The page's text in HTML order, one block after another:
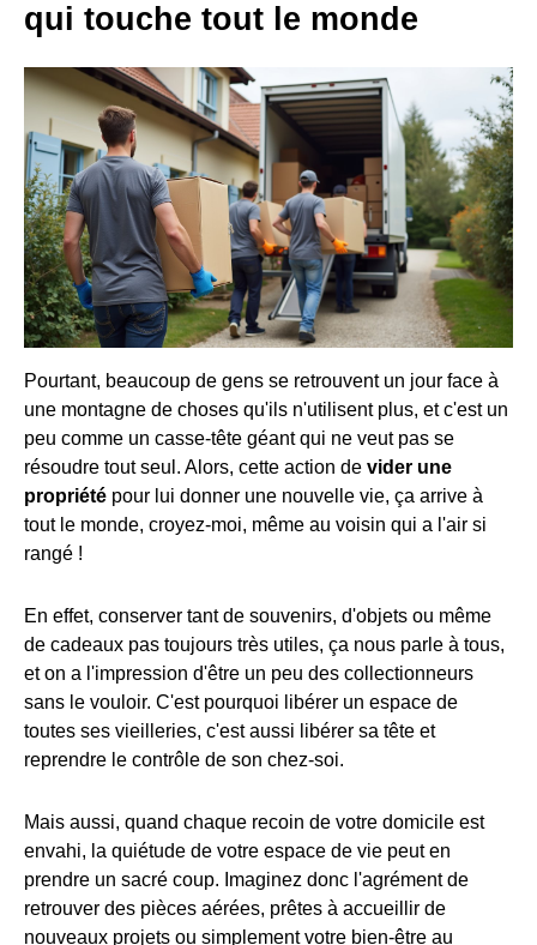
qui touche tout le monde
Pourtant, beaucoup de gens se retrouvent un jour face à
une montagne de choses qu'ils n'utilisent plus, et c'est un
peu comme un casse-tête géant qui ne veut pas se
résoudre tout seul. Alors, cette action de vider une
propriété pour lui donner une nouvelle vie, ça arrive à
tout le monde, croyez-moi, même au voisin qui a l'air si
rangé !
En effet, conserver tant de souvenirs, d'objets ou même
de cadeaux pas toujours très utiles, ça nous parle à tous,
et on a l'impression d'être un peu des collectionneurs
sans le vouloir. C'est pourquoi libérer un espace de
toutes ses vieilleries, c'est aussi libérer sa tête et
reprendre le contrôle de son chez-soi.
Mais aussi, quand chaque recoin de votre domicile est
envahi, la quiétude de votre espace de vie peut en
prendre un sacré coup. Imaginez donc l'agrément de
retrouver des pièces aérées, prêtes à accueillir de
nouveaux projets ou simplement votre bien-être au